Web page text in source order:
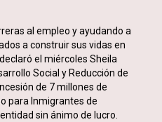
al empleo y ayudando a
a construir sus vidas en
el miércoles Sheila
Social y Reducción de
de 7 millones de
para Inmigrantes de
sin ánimo de lucro.